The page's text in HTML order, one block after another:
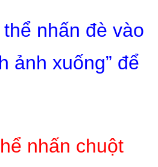
nhấn đè vào
ảnh xuống” để
nhấn chuột